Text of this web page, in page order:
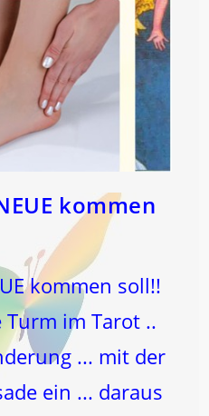
kommen
kommen soll!!
im Tarot ..
... mit der
ein ... daraus